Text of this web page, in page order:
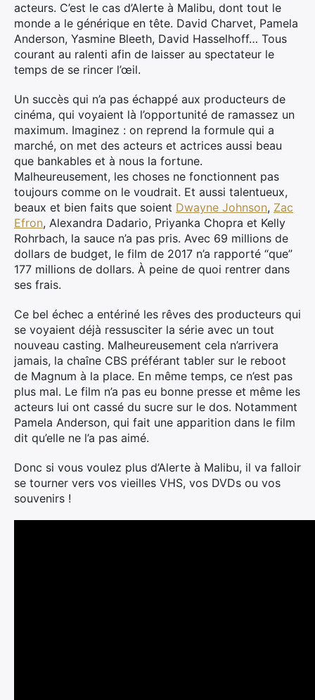
acteurs. C’est le cas d’Alerte à Malibu, dont tout le
monde a le générique en tête. David Charvet, Pamela
Anderson, Yasmine Bleeth, David Hasselhoff… Tous
courant au ralenti afin de laisser au spectateur le
temps de se rincer l’œil.
Un succès qui n’a pas échappé aux producteurs de
cinéma, qui voyaient là l’opportunité de ramassez un
maximum. Imaginez : on reprend la formule qui a
marché, on met des acteurs et actrices aussi beau
que bankables et à nous la fortune.
Malheureusement, les choses ne fonctionnent pas
toujours comme on le voudrait. Et aussi talentueux,
beaux et bien faits que soient Dwayne Johnson, Zac
Efron, Alexandra Dadario, Priyanka Chopra et Kelly
Rohrbach, la sauce n’a pas pris. Avec 69 millions de
dollars de budget, le film de 2017 n’a rapporté “que”
177 millions de dollars. À peine de quoi rentrer dans
ses frais.
Ce bel échec a entériné les rêves des producteurs qui
se voyaient déjà ressusciter la série avec un tout
nouveau casting. Malheureusement cela n’arrivera
jamais, la chaîne CBS préférant tabler sur le reboot
de Magnum à la place. En même temps, ce n’est pas
plus mal. Le film n’a pas eu bonne presse et même les
acteurs lui ont cassé du sucre sur le dos. Notamment
Pamela Anderson, qui fait une apparition dans le film
dit qu’elle ne l’a pas aimé.
Donc si vous voulez plus d’Alerte à Malibu, il va falloir
se tourner vers vos vieilles VHS, vos DVDs ou vos
souvenirs !